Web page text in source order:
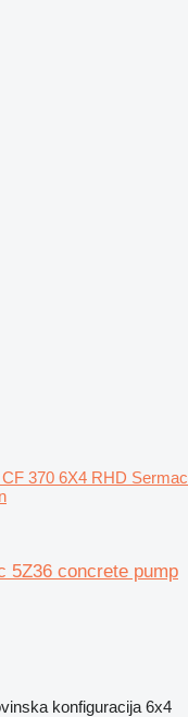
370 6X4 RHD Sermac
5Z36 concrete pump
konfiguracija 6x4